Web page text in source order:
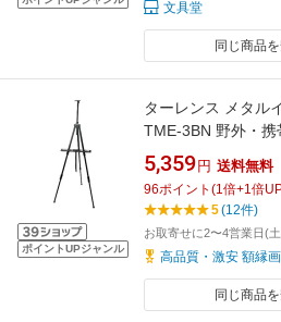
文具堂
同じ商品
ポイントUPジャンル
ターレンス メタル
TME-3BN 野外・
5,359 円 送料無料
96ポイント (1倍+1倍
5(12件)
お取寄せに2〜4営業日(
高品質・激安 額縁
同じ商品